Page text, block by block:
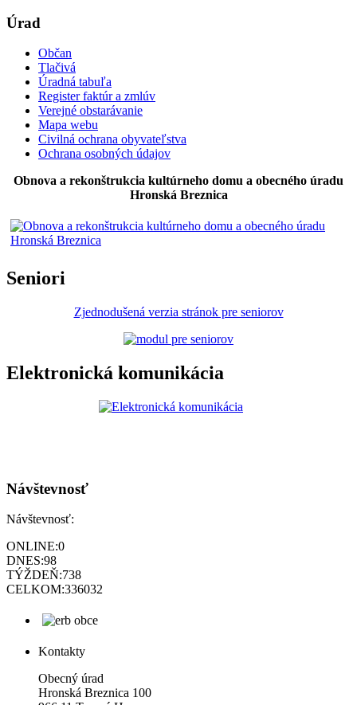
Úrad
Občan
Tlačivá
Úradná tabuľa
Register faktúr a zmlúv
Verejné obstarávanie
Mapa webu
Civilná ochrana obyvateľstva
Ochrana osobných údajov
Obnova a rekonštrukcia kultúrneho domu a obecného úradu
Hronská Breznica
Seniori
Zjednodušená verzia stránok pre seniorov
Elektronická komunikácia
Návštevnosť
Návštevnosť:
ONLINE:0
DNES:98
TÝŽDEŇ:738
CELKOM:336032
Kontakty
Obecný úrad
Hronská Breznica 100